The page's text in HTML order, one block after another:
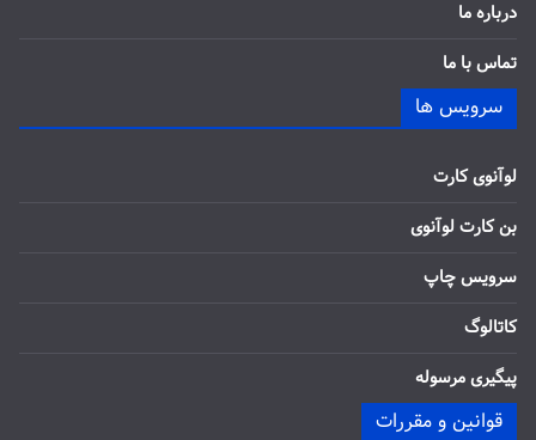
درباره ما
تماس با ما
سرویس ها
لوآنوی کارت
بن کارت لوآنوی
سرویس چاپ
کاتالوگ
پیگیری مرسوله
قوانین و مقررات